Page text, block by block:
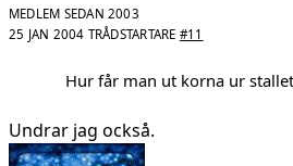
MEDLEM SEDAN 2003
25 JAN 2004 TRÅDSTARTARE #11
Hur får man ut korna ur
Undrar jag också.